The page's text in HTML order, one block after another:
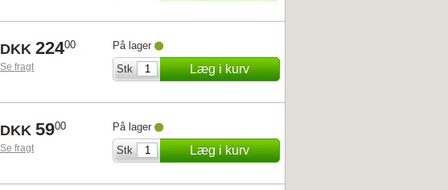
DKK 22400
Se fragt
På lager
Stk
Læg i kurv
DKK 5900
Se fragt
På lager
Stk
Læg i kurv